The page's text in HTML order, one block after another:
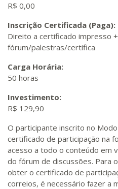
R$ 0,00
Inscrição Certificada (Paga):
Direito a certificado impresso
fórum/palestras/certifica
Carga Horária:
50 horas
Investimento:
R$ 129,90
O participante inscrito no
certificado de participação na
acesso a todo o conteúdo em
do fórum de discussões. Para
obter o certificado de
correios, é necessário fazer a